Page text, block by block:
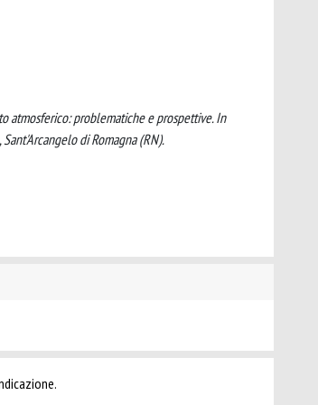
atmosferico: problematiche e prospettive. In
di Romagna (RN).